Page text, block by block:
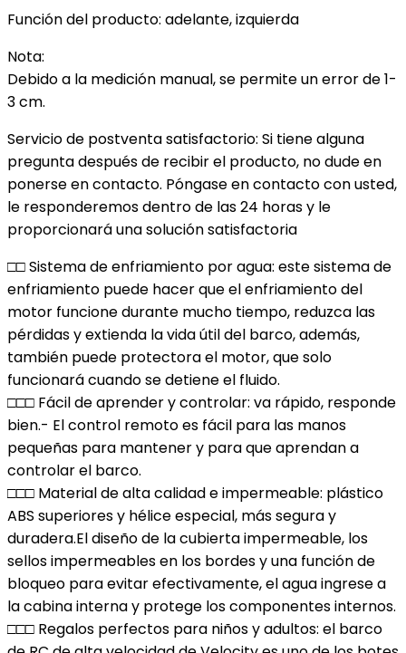
Función del producto: adelante, izquierda
Nota:
Debido a la medición manual, se permite un error de 1-
3 cm.
Servicio de postventa satisfactorio: Si tiene alguna
pregunta después de recibir el producto, no dude en
ponerse en contacto. Póngase en contacto con usted,
le responderemos dentro de las 24 horas y le
proporcionará una solución satisfactoria
□□ Sistema de enfriamiento por agua: este sistema de
enfriamiento puede hacer que el enfriamiento del
motor funcione durante mucho tiempo, reduzca las
pérdidas y extienda la vida útil del barco, además,
también puede protectora el motor, que solo
funcionará cuando se detiene el fluido.
□□□ Fácil de aprender y controlar: va rápido, responde
bien.- El control remoto es fácil para las manos
pequeñas para mantener y para que aprendan a
controlar el barco.
□□□ Material de alta calidad e impermeable: plástico
ABS superiores y hélice especial, más segura y
duradera.El diseño de la cubierta impermeable, los
sellos impermeables en los bordes y una función de
bloqueo para evitar efectivamente, el agua ingrese a
la cabina interna y protege los componentes internos.
□□□ Regalos perfectos para niños y adultos: el barco